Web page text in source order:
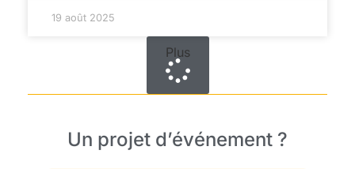
19 août 2025
Plus
Un projet d’événement ?